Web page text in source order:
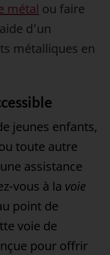
métal ou faire
d’un
métalliques en
jeunes enfants,
toute autre
assistance
vous à la voie
point de
voie de
pour offrir